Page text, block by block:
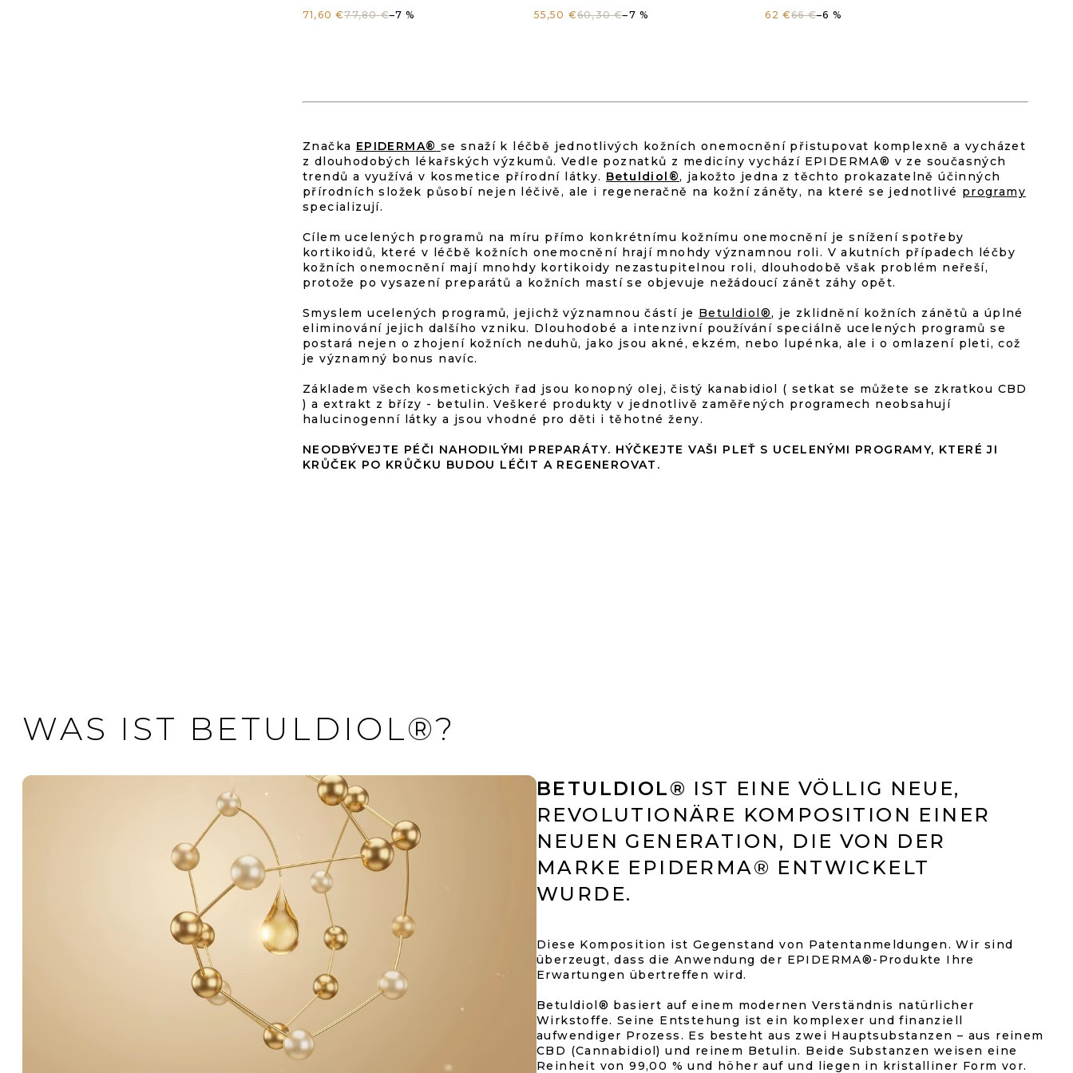
Produktbewertung
5,0
von
5
Sternen.
71,60 €77,80 €–7 %
Produktbewertung
4,5
von
5
Sternen.
55,50 €60,30 €–7 %
5,0
von
5
Sternen.
62 €66 €–6 %
T
E
R
E
L
E
N
T
E
E
R
L
T
E
Značka EPIDERMA® se snaží k léčbě jednotlivých kožních onemocnění přistupovat komplexně a vycházet
z dlouhodobých lékařských výzkumů. Vedle poznatků z medicíny vychází EPIDERMA® v ze současných
trendů a využívá v kosmetice přírodní látky. Betuldiol®, jakožto jedna z těchto prokazatelně účinných
přírodních složek působí nejen léčivě, ale i regeneračně na kožní záněty, na které se jednotlivé programy
specializují.
Cílem ucelených programů na míru přímo konkrétnímu kožnímu onemocnění je snížení spotřeby
kortikoidů, které v léčbě kožních onemocnění hrají mnohdy významnou roli. V akutních případech léčby
kožních onemocnění mají mnohdy kortikoidy nezastupitelnou roli, dlouhodobě však problém neřeší,
protože po vysazení preparátů a kožních mastí se objevuje nežádoucí zánět záhy opět.
Smyslem ucelených programů, jejichž významnou částí je Betuldiol®, je zklidnění kožních zánětů a úplné
eliminování jejich dalšího vzniku. Dlouhodobé a intenzivní používání speciálně ucelených programů se
postará nejen o zhojení kožních neduhů, jako jsou akné, ekzém, nebo lupénka, ale i o omlazení pleti, což
je významný bonus navíc.
Základem všech kosmetických řad jsou konopný olej, čistý kanabidiol ( setkat se můžete se zkratkou CBD
) a extrakt z břízy - betulin. Veškeré produkty v jednotlivě zaměřených programech neobsahují
halucinogenní látky a jsou vhodné pro děti i těhotné ženy.
NEODBÝVEJTE PÉČI NAHODILÝMI PREPARÁTY. HÝČKEJTE VAŠI PLEŤ S UCELENÝMI PROGRAMY, KTERÉ JI
KRŮČEK PO KRŮČKU BUDOU LÉČIT A REGENEROVAT.
WAS IST BETULDIOL®?
BETULDIOL® IST EINE VÖLLIG NEUE,
REVOLUTIONÄRE KOMPOSITION EINER
NEUEN GENERATION, DIE VON DER
MARKE EPIDERMA® ENTWICKELT
WURDE.
Diese Komposition ist Gegenstand von Patentanmeldungen. Wir sind
überzeugt, dass die Anwendung der EPIDERMA®-Produkte Ihre
Erwartungen übertreffen wird.
Betuldiol® basiert auf einem modernen Verständnis natürlicher
Wirkstoffe. Seine Entstehung ist ein komplexer und finanziell
aufwendiger Prozess. Es besteht aus zwei Hauptsubstanzen – aus reinem
CBD (Cannabidiol) und reinem Betulin. Beide Substanzen weisen eine
Reinheit von 99,00 % und höher auf und liegen in kristalliner Form vor.